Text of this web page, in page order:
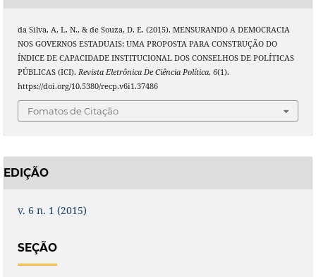
da Silva, A. L. N., & de Souza, D. E. (2015). MENSURANDO A DEMOCRACIA
NOS GOVERNOS ESTADUAIS: UMA PROPOSTA PARA CONSTRUÇÃO DO
ÍNDICE DE CAPACIDADE INSTITUCIONAL DOS CONSELHOS DE POLÍTICAS
PÚBLICAS (ICI). Revista Eletrônica De Ciência Política, 6(1).
https://doi.org/10.5380/recp.v6i1.37486
Fomatos de Citação
EDIÇÃO
v. 6 n. 1 (2015)
SEÇÃO